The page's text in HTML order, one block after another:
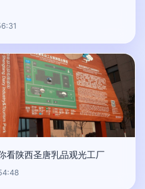
陕西圣唐乳品观光工厂